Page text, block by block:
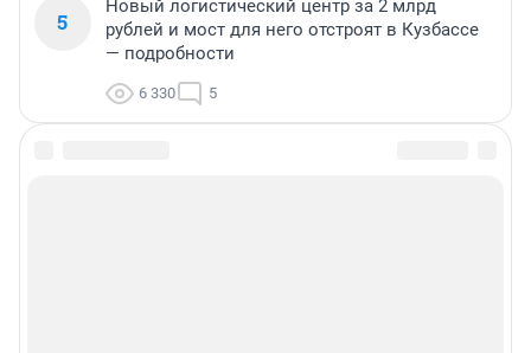
5
Новый логистический центр за 2 млрд
рублей и мост для него отстроят в Кузбассе
— подробности
6 330 5